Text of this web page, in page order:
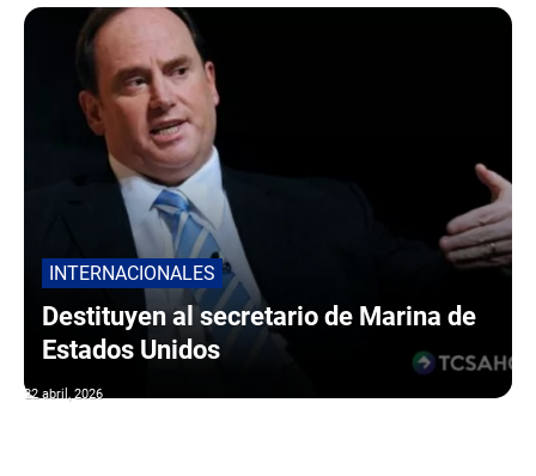
INTERNACIONALES
Destituyen al secretario de Marina de
Estados Unidos
22 abril, 2026